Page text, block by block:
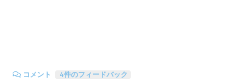
コメント 4件のフィードバック